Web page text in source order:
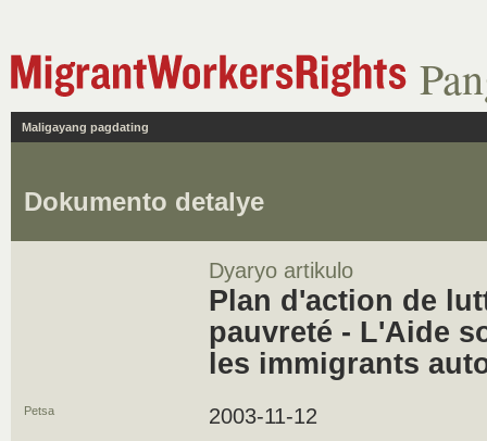
Maligayang pagdating
Dokumento detalye
Dyaryo artikulo
Plan d'action de
pauvreté - L'Aide
les immigrants
Petsa 2003-11-12